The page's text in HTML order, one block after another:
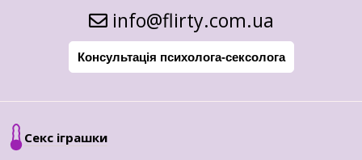
info@flirty.com.ua
Консультація психолога-сексолога
Секс іграшки